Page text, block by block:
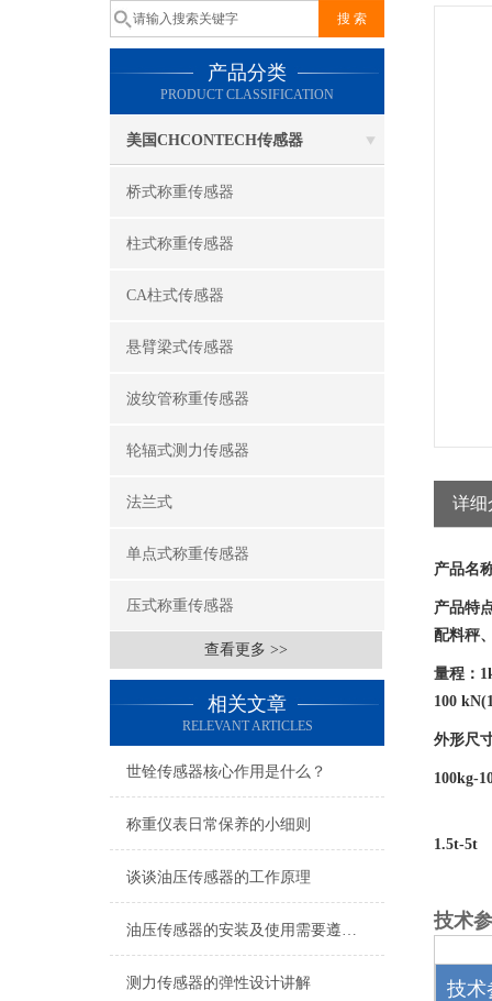
产品分类
PRODUCT CLASSIFICATION
美国CHCONTECH传感器
桥式称重传感器
柱式称重传感器
CA柱式传感器
悬臂梁式传感器
波纹管称重传感器
轮辐式测力传感器
法兰式
单点式称重传感器
压式称重传感器
查看更多 >>
相关文章
RELEVANT ARTICLES
世铨传感器核心作用是什么？
称重仪表日常保养的小细则
谈谈油压传感器的工作原理
油压传感器的安装及使用需要遵守以下规范
测力传感器的弹性设计讲解
详细
产品名
产品特
配料秤
量程：
100
外形尺
100kg-
1.5t-5t
技术
技术